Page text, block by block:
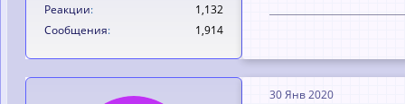
Реакции
1,132
Сообщения
1,914
30 Янв 2020